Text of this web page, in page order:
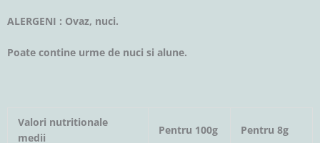
ALERGENI : Ovaz, nuci.
Poate contine urme de nuci si alune.
Valori nutritionale
medii
Pentru 100g Pentru 8g